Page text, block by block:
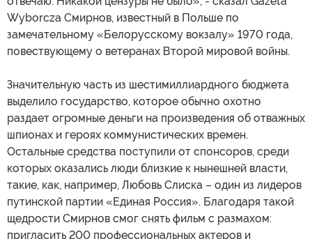
Wyborcza Смирнов, известный в Польше по
замечательному «Белорусскому вокзалу» 1970 года,
повествующему о ветеранах Второй мировой войны.
Значительную часть из шестимиллиардного бюджета
выделило государство, которое обычно охотно
раздает огромные деньги на произведения об отважных
шпионах и героях коммунистических времен.
Остальные средства поступили от спонсоров, среди
которых оказались люди близкие к нынешней власти,
такие, как, например, Любовь Слиска – один из лидеров
путинской партии «Единая Россия». Благодаря такой
щедрости Смирнов смог снять фильм с размахом:
пригласить 200 профессиональных актеров и